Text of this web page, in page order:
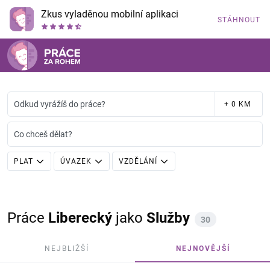
Zkus vyladěnou mobilní aplikaci STÁHNOUT
Odkud vyrážíš do práce? + 0 KM
Co chceš dělat?
PLAT ÚVAZEK VZDĚLÁNÍ
Práce Liberecký jako Služby 30
NEJBLIŽŠÍ NEJNOVĚJŠÍ